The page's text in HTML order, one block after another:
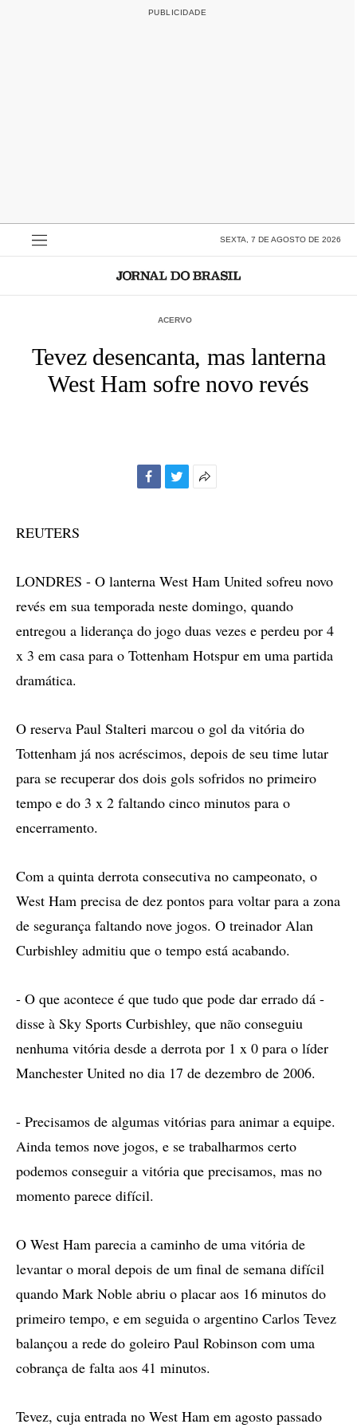
SEXTA, 7 DE AGOSTO DE 2026
ACERVO
Tevez desencanta, mas lanterna
West Ham sofre novo revés
REUTERS
LONDRES - O lanterna West Ham United sofreu novo
revés em sua temporada neste domingo, quando
entregou a liderança do jogo duas vezes e perdeu por 4
x 3 em casa para o Tottenham Hotspur em uma partida
dramática.
O reserva Paul Stalteri marcou o gol da vitória do
Tottenham já nos acréscimos, depois de seu time lutar
para se recuperar dos dois gols sofridos no primeiro
tempo e do 3 x 2 faltando cinco minutos para o
encerramento.
Com a quinta derrota consecutiva no campeonato, o
West Ham precisa de dez pontos para voltar para a zona
de segurança faltando nove jogos. O treinador Alan
Curbishley admitiu que o tempo está acabando.
- O que acontece é que tudo que pode dar errado dá -
disse à Sky Sports Curbishley, que não conseguiu
nenhuma vitória desde a derrota por 1 x 0 para o líder
Manchester United no dia 17 de dezembro de 2006.
- Precisamos de algumas vitórias para animar a equipe.
Ainda temos nove jogos, e se trabalharmos certo
podemos conseguir a vitória que precisamos, mas no
momento parece difícil.
O West Ham parecia a caminho de uma vitória de
levantar o moral depois de um final de semana difícil
quando Mark Noble abriu o placar aos 16 minutos do
primeiro tempo, e em seguida o argentino Carlos Tevez
balançou a rede do goleiro Paul Robinson com uma
cobrança de falta aos 41 minutos.
Tevez, cuja entrada no West Ham em agosto passado